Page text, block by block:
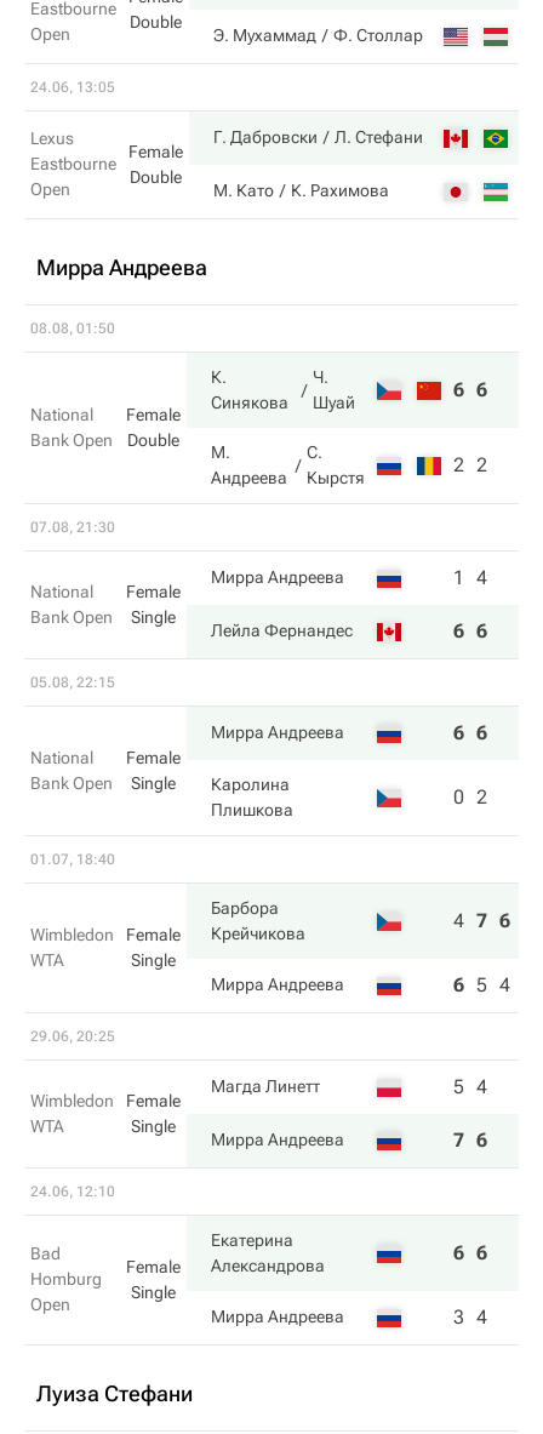
Eastbourne
Open
Double
Э. Мухаммад Ф. Столлар
24.06, 13:05
Lexus
Eastbourne
Open
Female
Double
Г. Дабровски Л. Стефани
М. Като К. Рахимова
Мирра Андреева
08.08, 01:50
National
Bank Open
Female
Double
К.
Синякова
Ч.
Шуай
6 6
М.
Андреева
С.
Кырстя
2 2
07.08, 21:30
National
Bank Open
Female
Single
Мирра Андреева 1 4
Лейла Фернандес 6 6
05.08, 22:15
National
Bank Open
Female
Single
Мирра Андреева 6 6
Каролина
Плишкова
0 2
01.07, 18:40
Wimbledon
WTA
Female
Single
Барбора
Крейчикова
4 7 6
Мирра Андреева 6 5 4
29.06, 20:25
Wimbledon
WTA
Female
Single
Магда Линетт 5 4
Мирра Андреева 7 6
24.06, 12:10
Bad
Homburg
Open
Female
Single
Екатерина
Александрова
6 6
Мирра Андреева 3 4
Луиза Стефани